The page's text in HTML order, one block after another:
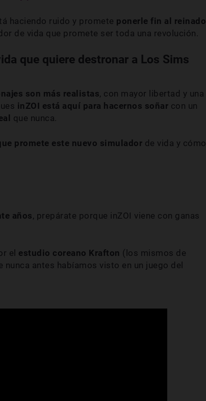
haciendo ruido y promete ponerle fin al reinado
de vida que promete ser toda una revolución.
que quiere destronar a Los Sims
son más realistas, con mayor libertad y una
inZOI está aquí para hacernos soñar con un
que nunca.
promete este nuevo simulador de vida y cómo
años, prepárate porque inZOI viene con ganas
el estudio coreano Krafton (los mismos de
nunca antes habíamos visto en un juego del